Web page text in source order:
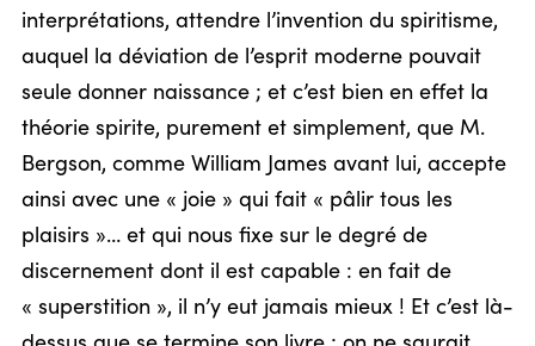
interprétations, attendre l’invention du spiritisme,
auquel la déviation de l’esprit moderne pouvait
seule donner naissance ; et c’est bien en effet la
théorie spirite, purement et simplement, que M.
Bergson, comme William James avant lui, accepte
ainsi avec une « joie » qui fait « pâlir tous les
plaisirs »… et qui nous fixe sur le degré de
discernement dont il est capable : en fait de
« superstition », il n’y eut jamais mieux ! Et c’est là-